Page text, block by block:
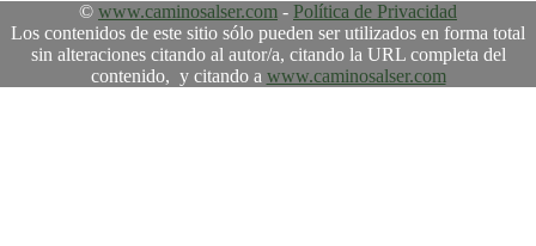
© www.caminosalser.com - Política de Privacidad
Los contenidos de este sitio sólo pueden ser utilizados en forma total
sin alteraciones citando al autor/a, citando la URL completa del
contenido, y citando a www.caminosalser.com